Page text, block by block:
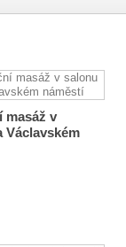
masáž v
Václavském